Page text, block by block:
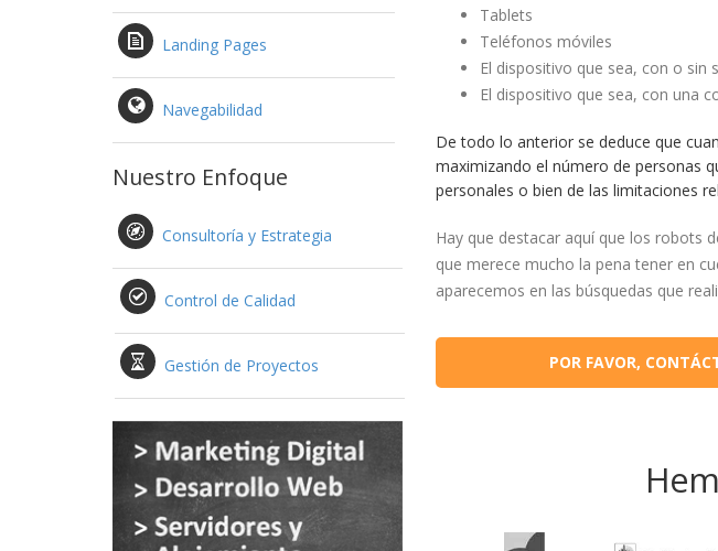
Landing Pages
Navegabilidad
Nuestro Enfoque
Consultoría y Estrategia
Control de Calidad
Gestión de Proyectos
Tablets
Teléfonos móviles
El dispositivo que sea, con o sin
El dispositivo que sea, con una
De todo lo anterior se deduce que
maximizando el número de personas
personales o bien de las limitaciones
Hay que destacar aquí que los robots
que merece mucho la pena tener en
aparecemos en las búsquedas que
POR FAVOR,